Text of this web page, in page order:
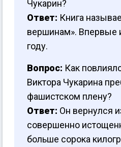
Чукарин?
Ответ: Книга
вершинам». Впервые
году.
Вопрос: Как
Виктора Чукарина
фашистском плену?
Ответ: Он вернулся
совершенно
больше сорока